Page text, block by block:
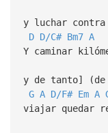
y luchar contra
D D/C# Bm7 A
Y caminar
y de tanto]
G A D/F# Em A
viajar quedar